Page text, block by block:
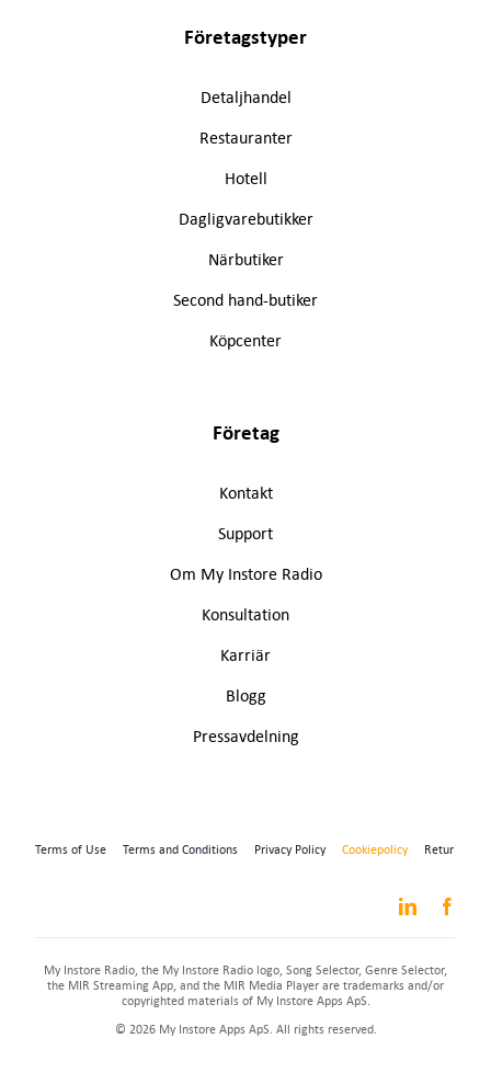
Företagstyper
Detaljhandel
Restauranter
Hotell
Dagligvarebutikker
Närbutiker
Second hand-butiker
Köpcenter
Företag
Kontakt
Support
Om My Instore Radio
Konsultation
Karriär
Blogg
Pressavdelning
Terms of Use Terms and Conditions Privacy Policy Cookiepolicy Retur
My Instore Radio, the My Instore Radio logo, Song Selector, Genre Selector,
the MIR Streaming App, and the MIR Media Player are trademarks and/or
copyrighted materials of My Instore Apps ApS.
© 2026 My Instore Apps ApS. All rights reserved.